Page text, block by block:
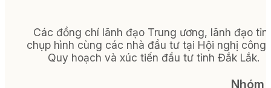
Các đồng chí lãnh đạo Trung ương, lãnh đạo
chụp hình cùng các nhà đầu tư tại Hội nghị công
Quy hoạch và xúc tiến đầu tư tỉnh Đắk Lắk.
Nhóm